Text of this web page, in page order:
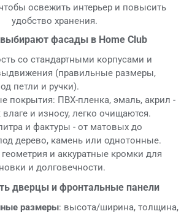
освежить интерьер и повысить
удобство хранения.
фасады в Home Club
со стандартными корпусами и
(правильные размеры,
петли и ручки).
покрытия: ПВХ-пленка, эмаль, акрил -
и износу, легко очищаются.
и фактуры - от матовых до
дерево, камень или однотонные.
и аккуратные кромки для
и долговечности.
дверцы и фронтальные панели
размеры: высота/ширина, толщина,